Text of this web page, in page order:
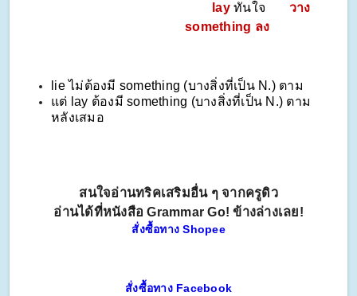
lay ทันใจ
วาง
something ลง
lie ไม่ต้องมี something (บางสิ่งที่เป็น N.) ตาม
แต่ lay ต้องมี something (บางสิ่งที่เป็น N.) ตาม
หลังเสมอ
สนใจอ่านทริคเสริมอื่น ๆ จากครูดิว
อ่านได้ที่หนังสือ Grammar Go! ข้างล่างเลย!
สั่งซื้อทาง Shopee
สั่งซื้อทาง Facebook